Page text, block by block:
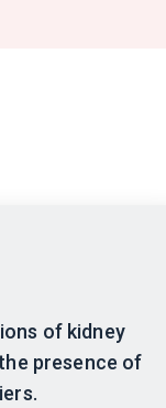
of kidney
presence of